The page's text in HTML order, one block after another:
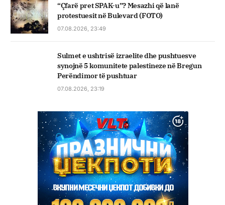
“Çfarë pret SPAK-u”? Mesazhi që lanë
protestuesit në Bulevard (FOTO)
07.08.2026, 23:49
Sulmet e ushtrisë izraelite dhe pushtuesve
synojnë 5 komunitete palestineze në Bregun
Perëndimor të pushtuar
07.08.2026, 23:19